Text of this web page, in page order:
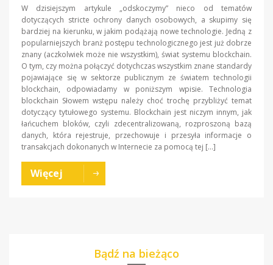
W dzisiejszym artykule „odskoczymy” nieco od tematów
dotyczących stricte ochrony danych osobowych, a skupimy się
bardziej na kierunku, w jakim podążają nowe technologie. Jedną z
popularniejszych branż postępu technologicznego jest już dobrze
znany (aczkolwiek może nie wszystkim), świat systemu blockchain.
O tym, czy można połączyć dotychczas wszystkim znane standardy
pojawiające się w sektorze publicznym ze światem technologii
blockchain, odpowiadamy w poniższym wpisie. Technologia
blockchain Słowem wstępu należy choć trochę przybliżyć temat
dotyczący tytułowego systemu. Blockchain jest niczym innym, jak
łańcuchem bloków, czyli zdecentralizowaną, rozproszoną bazą
danych, która rejestruje, przechowuje i przesyła informacje o
transakcjach dokonanych w Internecie za pomocą tej […]
Więcej
Bądź na bieżąco